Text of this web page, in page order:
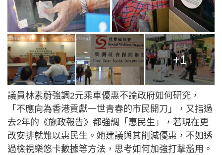
+1
議員林素蔚強調2元乘車優惠不論政府如何研究，
「不應向為香港貢獻一世青春的市民開刀」，又指過
去2年的《施政報告》都強調「惠民生」，若現在更
改安排就難以惠民生。她建議與其削減優惠，不如透
過檢視樂悠卡數據等方法，思考如何加強打擊濫用。